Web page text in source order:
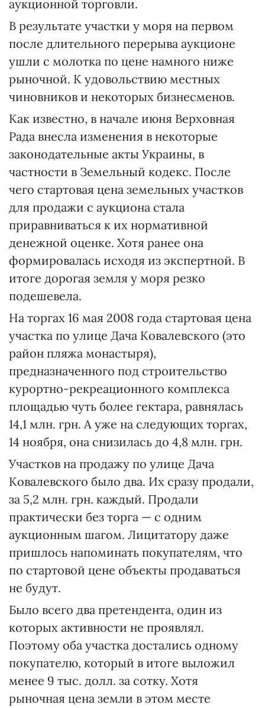
аукционной торговли.
В результате участки у моря на первом
после длительного перерыва аукционе
ушли с молотка по цене намного ниже
рыночной. К удовольствию местных
чиновников и некоторых бизнесменов.
Как известно, в начале июня Верховная
Рада внесла изменения в некоторые
законодательные акты Украины, в
частности в Земельный кодекс. После
чего стартовая цена земельных участков
для продажи с аукциона стала
приравниваться к их нормативной
денежной оценке. Хотя ранее она
формировалась исходя из экспертной. В
итоге дорогая земля у моря резко
подешевела.
На торгах 16 мая 2008 года стартовая цена
участка по улице Дача Ковалевского (это
район пляжа монастыря),
предназначенного под строительство
курортно-рекреационного комплекса
площадью чуть более гектара, равнялась
14,1 млн. грн. А уже на следующих торгах,
14 ноября, она снизилась до 4,8 млн. грн.
Участков на продажу по улице Дача
Ковалевского было два. Их сразу продали,
за 5,2 млн. грн. каждый. Продали
практически без торга — с одним
аукционным шагом. Лицитатору даже
пришлось напоминать покупателям, что
по стартовой цене объекты продаваться
не будут.
Было всего два претендента, один из
которых активности не проявлял.
Поэтому оба участка достались одному
покупателю, который в итоге выложил
менее 9 тыс. долл. за сотку. Хотя
рыночная цена земли в этом месте